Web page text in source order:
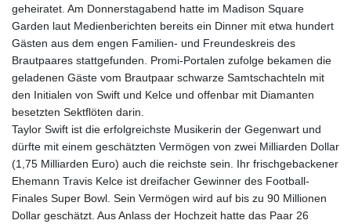
geheiratet. Am Donnerstagabend hatte im Madison Square
Garden laut Medienberichten bereits ein Dinner mit etwa hundert
Gästen aus dem engen Familien- und Freundeskreis des
Brautpaares stattgefunden. Promi-Portalen zufolge bekamen die
geladenen Gäste vom Brautpaar schwarze Samtschachteln mit
den Initialen von Swift und Kelce und offenbar mit Diamanten
besetzten Sektflöten darin.
Taylor Swift ist die erfolgreichste Musikerin der Gegenwart und
dürfte mit einem geschätzten Vermögen von zwei Milliarden Dollar
(1,75 Milliarden Euro) auch die reichste sein. Ihr frischgebackener
Ehemann Travis Kelce ist dreifacher Gewinner des Football-
Finales Super Bowl. Sein Vermögen wird auf bis zu 90 Millionen
Dollar geschätzt. Aus Anlass der Hochzeit hatte das Paar 26